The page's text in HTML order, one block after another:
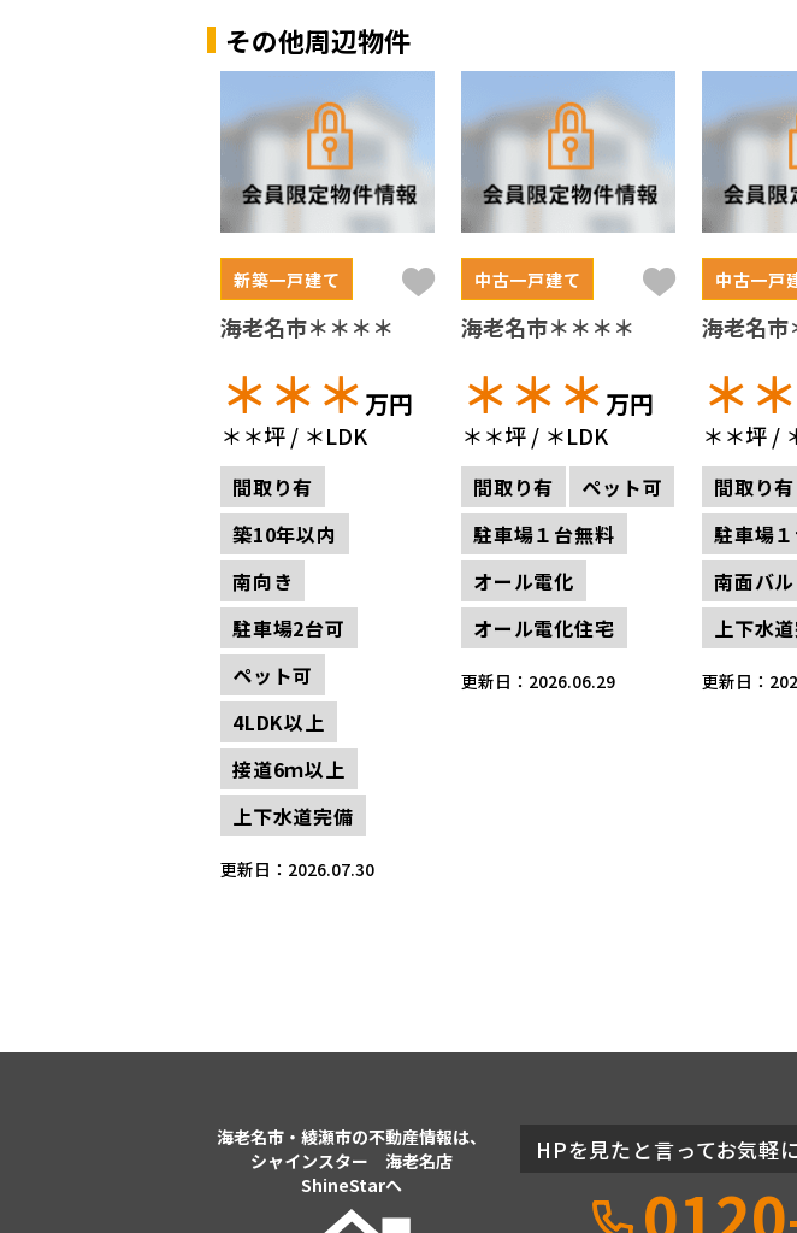
その他周辺物件
新築一戸建て
海老名市＊＊＊＊
＊＊＊ 万円
＊＊坪 ＊LDK
間取り有
築10年以内
南向き
駐車場2台可
ペット可
4LDK以上
接道6ｍ以上
上下水道完備
更新日：2026.07.30
中古一戸建て
海老名市＊＊＊＊
＊＊＊ 万円
＊＊坪 ＊LDK
間取り有
ペット可
駐車場１台無料
オール電化
オール電化住宅
更新日：2026.06.29
中古一戸
海老名市
＊
＊＊坪
間取り有
駐車場
南面バ
上下水
更新日：
海老名市・綾瀬市の不動産情報は、
シャインスター 海老名店
ShineStarへ
HPを見たと言ってお気軽